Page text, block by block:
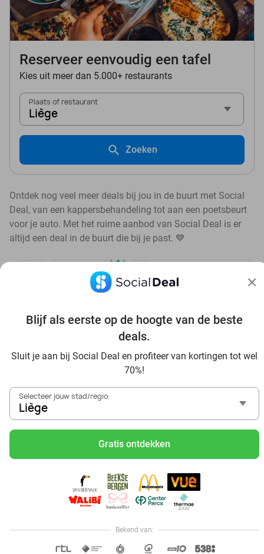
Blijf als eerste op de hoogte van de beste
deals.
Sluit je aan bij Social Deal en profiteer van kortingen tot wel
70%!
Selecteer jouw stad/regio:
Liège
Gratis ontdekken
Bekend van:
Reserveer eenvoudig een tafel
Kies uit meer dan 5.000+ restaurants
Plaats of restaurant
Liège
Zoeken
Ontdek nog veel meer deals bij jou in de buurt met Social
Deal, van een kappersbehandeling tot aan een poetsbeurt
voor je auto. Met het ruime aanbod van Social Deal is er
altijd een deal in de buurt die bij je past. 💙
Bekijk nog meer topdeals in jouw omgeving
Mangez des sushis à Liège
Mangez à volonté à Liège
Center Parcs Les Ardennes
Plopsa Coo Ardennes: gezellig familiepark vlakbij de
Hoi, onze klantenservice is open,